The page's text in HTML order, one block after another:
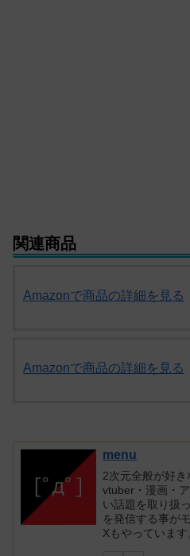
関連商品
Amazonで商品の詳細を見る
Amazonで商品の詳細を見る
menu
2次元全般が好き
vtuber・漫画・
い話題を取り扱
を発信する事が
Xもやっていま